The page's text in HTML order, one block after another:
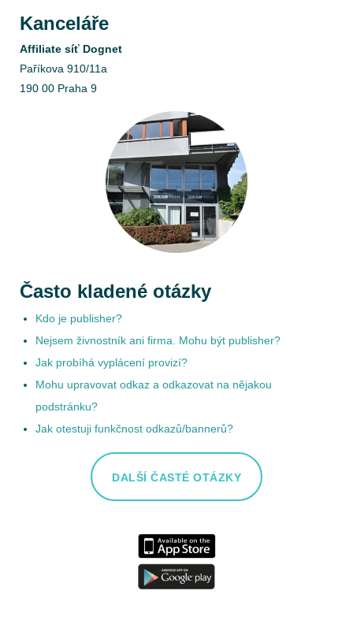
Kanceláře
Affiliate síť Dognet
Paříkova 910/11a
190 00 Praha 9
Často kladené otázky
Kdo je publisher?
Nejsem živnostník ani firma. Mohu být publisher?
Jak probíhá vyplácení provizí?
Mohu upravovat odkaz a odkazovat na nějakou
podstránku?
Jak otestuji funkčnost odkazů/bannerů?
DALŠÍ ČASTÉ OTÁZKY